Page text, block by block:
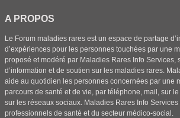
A PROPOS
Le Forum maladies rares est un espace de partage
d’expériences pour les personnes touchées par une
proposé et modéré par Maladies Rares Info Services,
d’information et de soutien sur les maladies rares.
aide au quotidien les personnes concernées par une
parcours de santé et de vie, par téléphone, mail, sur
sur les réseaux sociaux. Maladies Rares Info
professionnels de santé et du secteur médico-social.